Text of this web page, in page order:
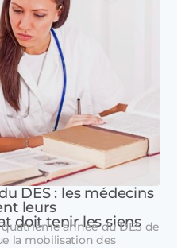
DES : les médecins
leurs
doit tenir les siens
année du DES de
la mobilisation des